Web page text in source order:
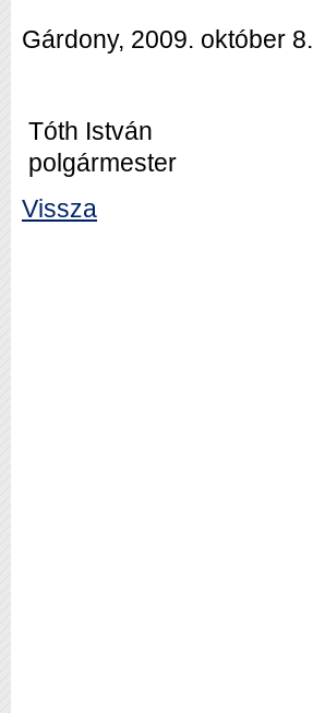
Gárdony, 2009. október 8.
Tóth István
polgármester
Vissza